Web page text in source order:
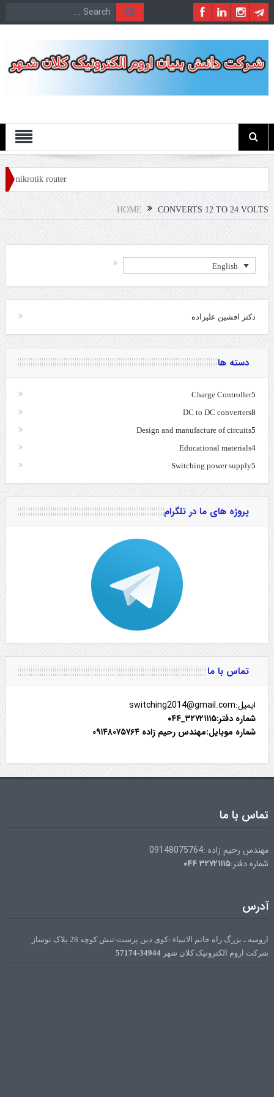
Menu
mikrotik router
HOME CONVERTS 12 TO 24 VOLTS
English
دکتر افشین علیزاده
دسته ها
Charge Controller5
DC to DC converters8
Design and manufacture of circuits5
Educational materials4
Switching power supply5
پروژه های ما در تلگرام
تماس با ما
ایمیل:switching2014@gmail.com
شماره دفتر:۳۲۷۲۱۱۱۵_۰۴۴
شماره موبایل:مهندس رحیم زاده ۰۹۱۴۸۰۷۵۷۶۴
تماس با ما
مهندس رحیم زاده :09148075764
شماره دفتر:۳۲۷۲۱۱۱۵۰۴۴
آدرس
ارومیه ـ بزرگ راه خاتم الانبیاء -کوی دین پرست-نبش کوچه 28 پلاک نوساز
شرکت اروم الکترونیک کلان شهر